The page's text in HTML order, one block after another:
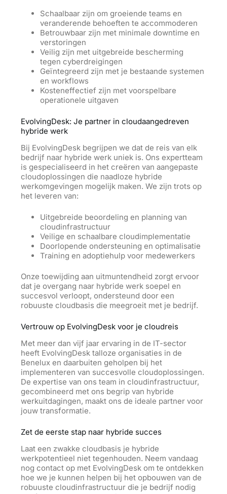
Schaalbaar zijn om groeiende teams en
veranderende behoeften te accommoderen
Betrouwbaar zijn met minimale downtime en
verstoringen
Veilig zijn met uitgebreide bescherming
tegen cyberdreigingen
Geïntegreerd zijn met je bestaande systemen
en workflows
Kosteneffectief zijn met voorspelbare
operationele uitgaven
EvolvingDesk: Je partner in cloudaangedreven
hybride werk
Bij EvolvingDesk begrijpen we dat de reis van elk
bedrijf naar hybride werk uniek is. Ons expertteam
is gespecialiseerd in het creëren van aangepaste
cloudoplossingen die naadloze hybride
werkomgevingen mogelijk maken. We zijn trots op
het leveren van:
Uitgebreide beoordeling en planning van
cloudinfrastructuur
Veilige en schaalbare cloudimplementatie
Doorlopende ondersteuning en optimalisatie
Training en adoptiehulp voor medewerkers
Onze toewijding aan uitmuntendheid zorgt ervoor
dat je overgang naar hybride werk soepel en
succesvol verloopt, ondersteund door een
robuuste cloudbasis die meegroeit met je bedrijf.
Vertrouw op EvolvingDesk voor je cloudreis
Met meer dan vijf jaar ervaring in de IT-sector
heeft EvolvingDesk talloze organisaties in de
Benelux en daarbuiten geholpen bij het
implementeren van succesvolle cloudoplossingen.
De expertise van ons team in cloudinfrastructuur,
gecombineerd met ons begrip van hybride
werkuitdagingen, maakt ons de ideale partner voor
jouw transformatie.
Zet de eerste stap naar hybride succes
Laat een zwakke cloudbasis je hybride
werkpotentieel niet tegenhouden. Neem vandaag
nog contact op met EvolvingDesk om te ontdekken
hoe we je kunnen helpen bij het opbouwen van de
robuustecloudinfrastructuur die je bedrijf nodig